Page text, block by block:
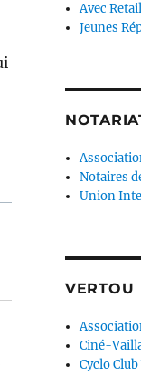
Avec
Jeunes
Notaires
Union
VERTOU
Ciné-
Cyclo